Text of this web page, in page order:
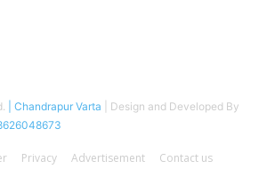
| Chandrapur Varta | Design and Developed By
Privacy Advertisement Contact us